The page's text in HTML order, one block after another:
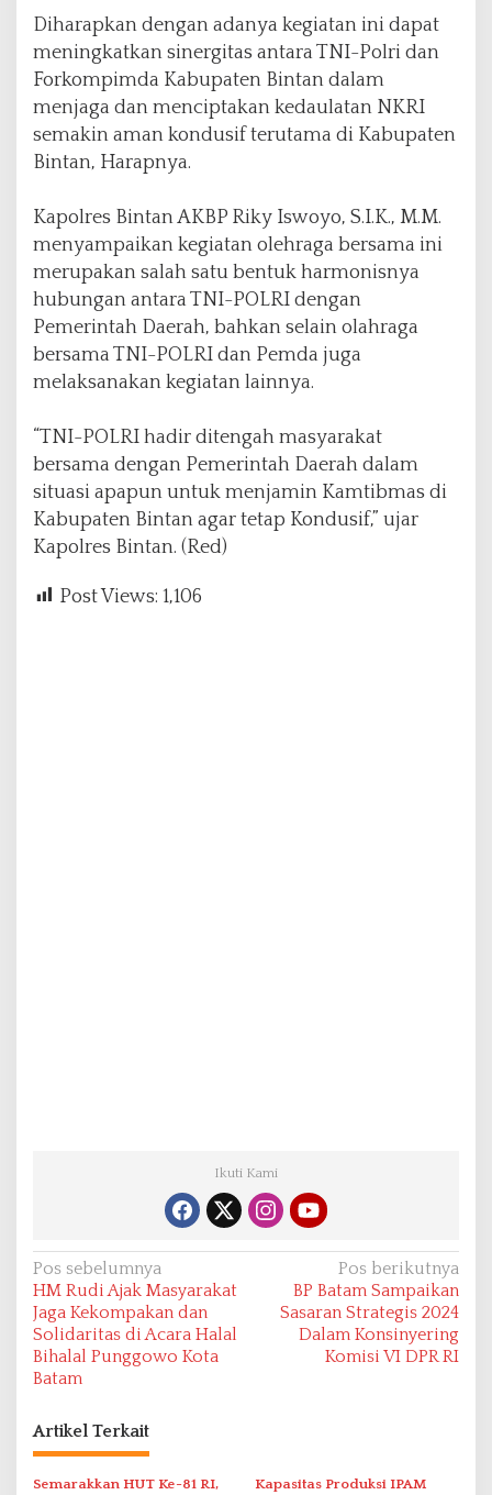
Diharapkan dengan adanya kegiatan ini dapat
meningkatkan sinergitas antara TNI-Polri dan
Forkompimda Kabupaten Bintan dalam
menjaga dan menciptakan kedaulatan NKRI
semakin aman kondusif terutama di Kabupaten
Bintan, Harapnya.
Kapolres Bintan AKBP Riky Iswoyo, S.I.K., M.M.
menyampaikan kegiatan olehraga bersama ini
merupakan salah satu bentuk harmonisnya
hubungan antara TNI-POLRI dengan
Pemerintah Daerah, bahkan selain olahraga
bersama TNI-POLRI dan Pemda juga
melaksanakan kegiatan lainnya.
“TNI-POLRI hadir ditengah masyarakat
bersama dengan Pemerintah Daerah dalam
situasi apapun untuk menjamin Kamtibmas di
Kabupaten Bintan agar tetap Kondusif,” ujar
Kapolres Bintan. (Red)
Post Views: 1,106
Ikuti Kami
N
a
v
i
g
a
s
i
Pos sebelumnya
HM Rudi Ajak Masyarakat
Jaga Kekompakan dan
Solidaritas di Acara Halal
Bihalal Punggowo Kota
Batam
Pos berikutnya
BP Batam Sampaikan
Sasaran Strategis 2024
Dalam Konsinyering
Komisi VI DPR RI
Artikel Terkait
Semarakkan HUT Ke-81 RI, Kapasitas Produksi IPAM